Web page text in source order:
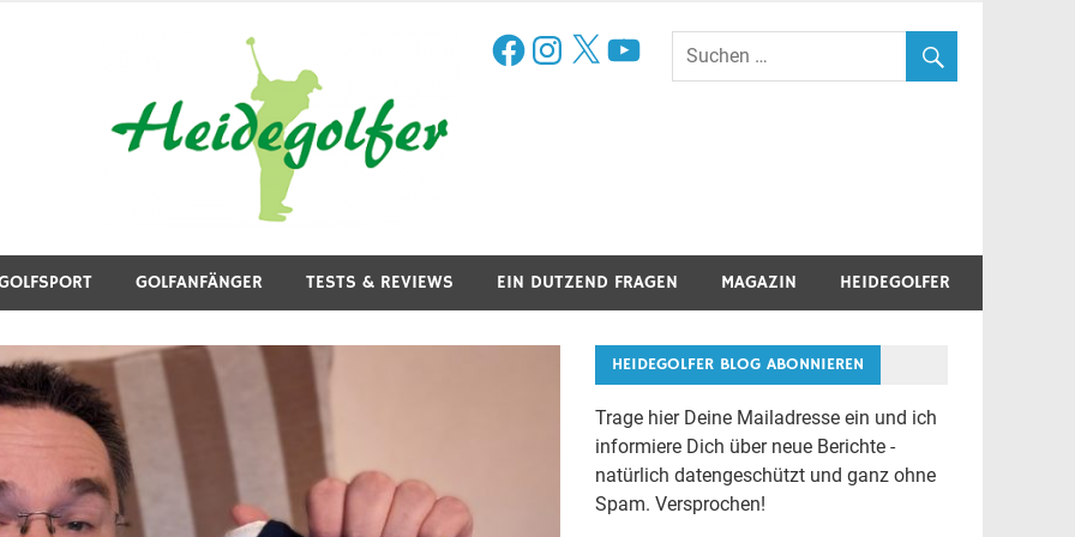
FacebookInstagram
X YouTube
GOLFANFÄNGER TESTS & REVIEWS EIN DUTZEND FRAGEN MAGAZIN HEIDEGOLFER
HEIDEGOLFER BLOG ABONNIEREN
Trage hier Deine Mailadresse ein und ich
informiere Dich über neue Berichte -
natürlich datengeschützt und ganz ohne
Spam. Versprochen!